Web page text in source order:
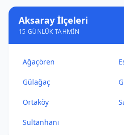
Aksaray İlçeleri
15 GÜNLÜK TAHMIN
Ağaçören
Gülağaç
Ortaköy
Sultanhanı